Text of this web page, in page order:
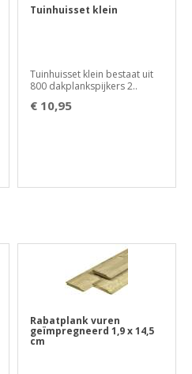
Tuinhuisset klein
Tuinhuisset klein bestaat uit
800 dakplankspijkers 2..
€ 10,95
Rabatplank vuren
geïmpregneerd 1,9 x 14,5
cm